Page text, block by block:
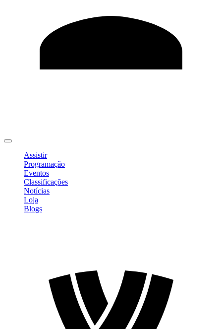
Assistir
Programação
Eventos
Classificações
Notícias
Loja
Blogs